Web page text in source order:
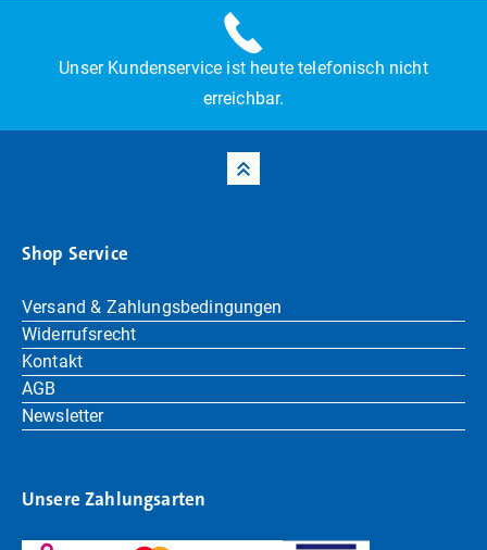
Unser Kundenservice ist heute telefonisch nicht
erreichbar.
Shop Service
Versand & Zahlungsbedingungen
Widerrufsrecht
Kontakt
AGB
Newsletter
Unsere Zahlungsarten